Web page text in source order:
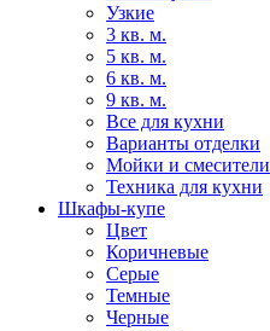
Узкие
3 кв. м.
5 кв. м.
6 кв. м.
9 кв. м.
Все для кухни
Варианты отделки
Мойки и смесители
Техника для кухни
Шкафы-купе
Цвет
Коричневые
Серые
Темные
Черные